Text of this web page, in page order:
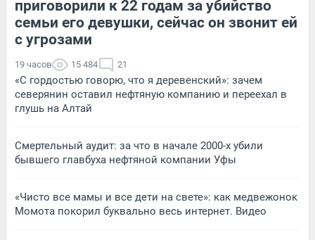
приговорили к 22 годам за убийство
семьи его девушки, сейчас он звонит ей
с угрозами
19 часов 15 484 21
«С гордостью говорю, что я деревенский»: зачем
северянин оставил нефтяную компанию и переехал в
глушь на Алтай
Смертельный аудит: за что в начале 2000-х убили
бывшего главбуха нефтяной компании Уфы
«Чисто все мамы и все дети на свете»: как медвежонок
Момота покорил буквально весь интернет. Видео